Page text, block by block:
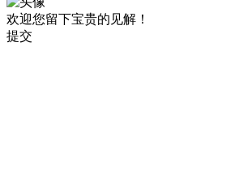
欢迎您留下宝贵的见解！
提交